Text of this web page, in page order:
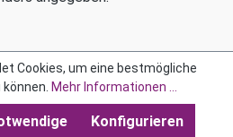
Cookies, um eine bestmögliche
Mehr Informationen ...
Konfigurieren